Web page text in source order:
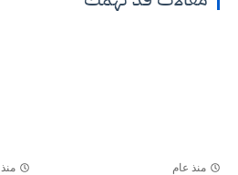
منذ عام